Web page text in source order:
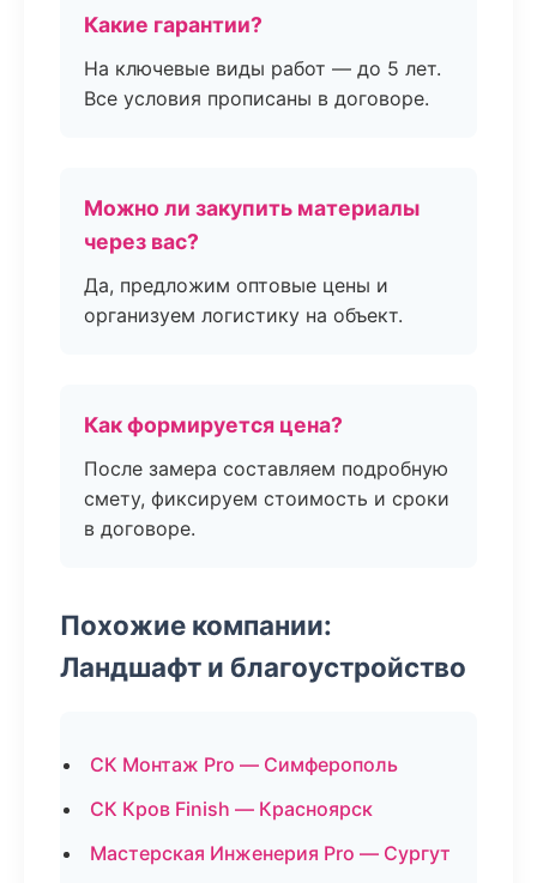
Какие гарантии?
На ключевые виды работ — до 5 лет.
Все условия прописаны в договоре.
Можно ли закупить материалы
через вас?
Да, предложим оптовые цены и
организуем логистику на объект.
Как формируется цена?
После замера составляем подробную
смету, фиксируем стоимость и сроки
в договоре.
Похожие компании:
Ландшафт и благоустройство
СК Монтаж Pro — Симферополь
СК Кров Finish — Красноярск
Мастерская Инженерия Pro — Сургут